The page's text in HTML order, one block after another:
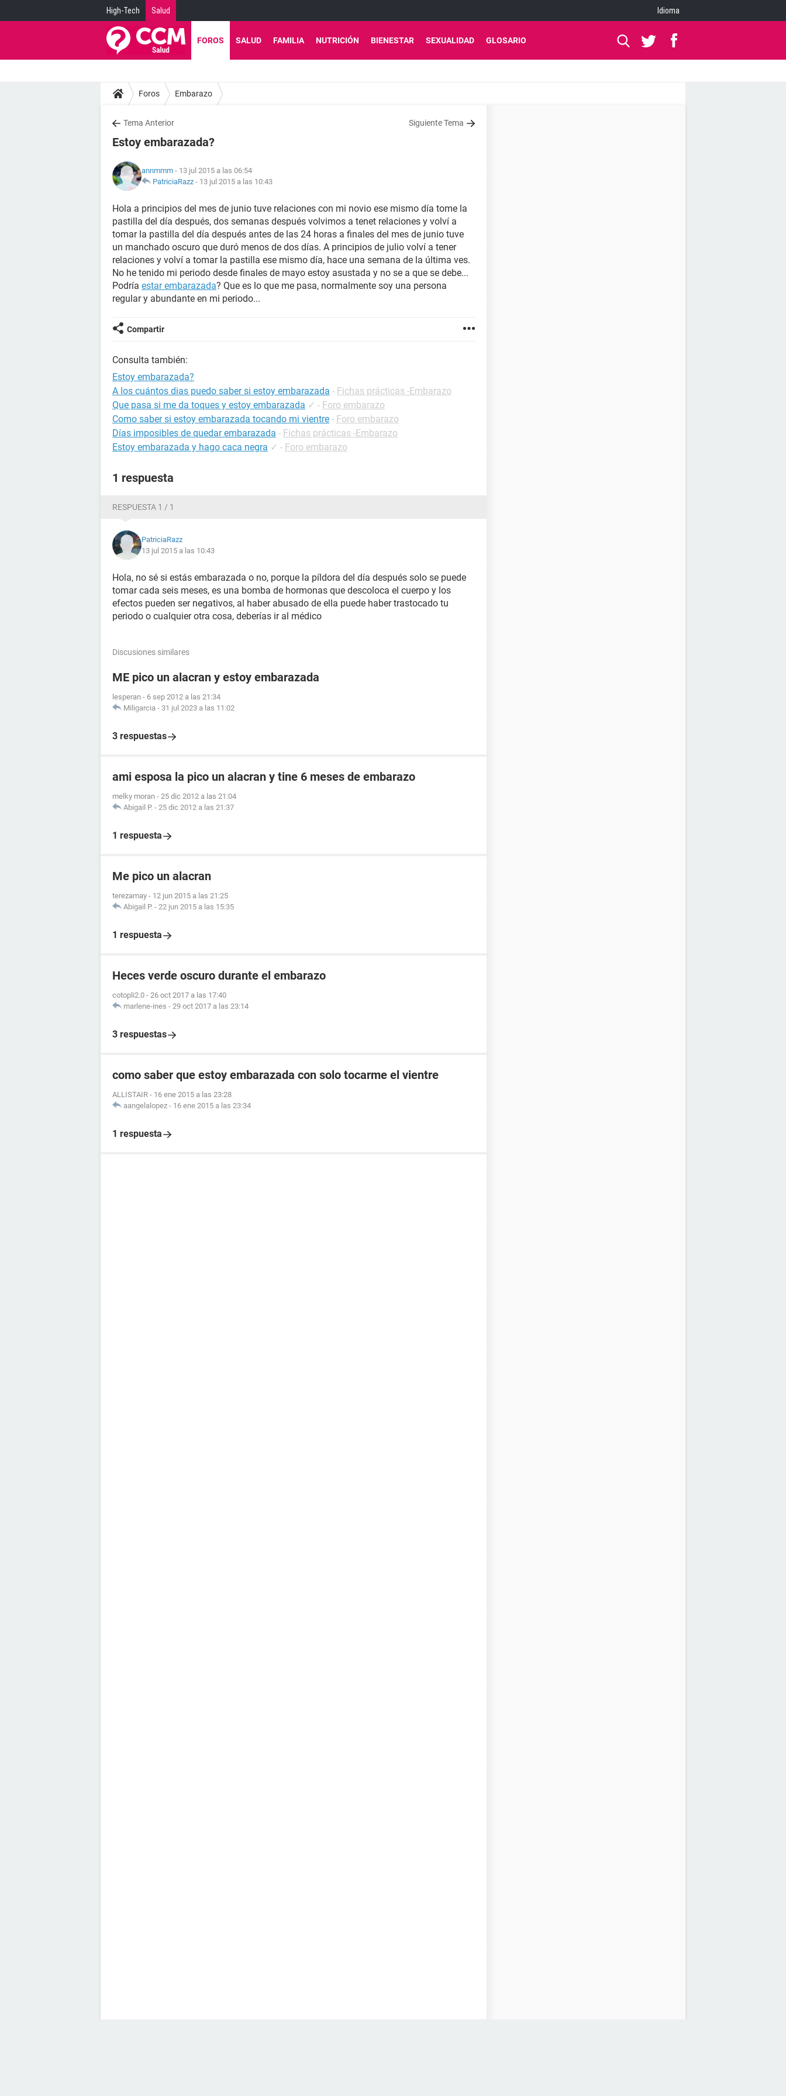
High-Tech Salud Idioma
FOROS SALUD FAMILIA NUTRICIÓN BIENESTAR SEXUALIDAD GLOSARIO
Foros Embarazo
Tema Anterior Siguiente Tema
Estoy embarazada?
annmmm - 13 jul 2015 a las 06:54
PatriciaRazz - 13 jul 2015 a las 10:43
Hola a principios del mes de junio tuve relaciones con mi novio ese mismo día tome la
pastilla del día después, dos semanas después volvimos a tenet relaciones y volví a
tomar la pastilla del día después antes de las 24 horas a finales del mes de junio tuve
un manchado oscuro que duró menos de dos días. A principios de julio volví a tener
relaciones y volví a tomar la pastilla ese mismo día, hace una semana de la última ves.
No he tenido mi periodo desde finales de mayo estoy asustada y no se a que se debe...
Podría estar embarazada? Que es lo que me pasa, normalmente soy una persona
regular y abundante en mi periodo...
Compartir
Consulta también:
Estoy embarazada?
A los cuántos dias puedo saber si estoy embarazada - Fichas prácticas -Embarazo
Que pasa si me da toques y estoy embarazada ✓ - Foro embarazo
Como saber si estoy embarazada tocando mi vientre - Foro embarazo
Días imposibles de quedar embarazada - Fichas prácticas -Embarazo
Estoy embarazada y hago caca negra ✓ - Foro embarazo
1 respuesta
RESPUESTA 1 / 1
PatriciaRazz
13 jul 2015 a las 10:43
Hola, no sé si estás embarazada o no, porque la píldora del día después solo se puede
tomar cada seis meses, es una bomba de hormonas que descoloca el cuerpo y los
efectos pueden ser negativos, al haber abusado de ella puede haber trastocado tu
periodo o cualquier otra cosa, deberías ir al médico
Discusiones similares
ME pico un alacran y estoy embarazada
lesperan - 6 sep 2012 a las 21:34
Miligarcia - 31 jul 2023 a las 11:02
3 respuestas
ami esposa la pico un alacran y tine 6 meses de embarazo
melky moran - 25 dic 2012 a las 21:04
Abigail P. - 25 dic 2012 a las 21:37
1 respuesta
Me pico un alacran
terezamay - 12 jun 2015 a las 21:25
Abigail P. - 22 jun 2015 a las 15:35
1 respuesta
Heces verde oscuro durante el embarazo
cotopli2.0 - 26 oct 2017 a las 17:40
marlene-ines - 29 oct 2017 a las 23:14
3 respuestas
como saber que estoy embarazada con solo tocarme el vientre
ALLISTAIR - 16 ene 2015 a las 23:28
aangelalopez - 16 ene 2015 a las 23:34
1 respuesta